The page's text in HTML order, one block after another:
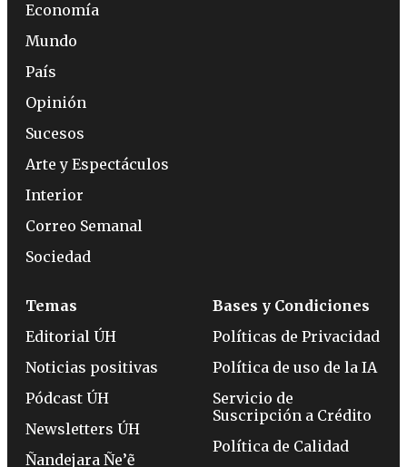
Economía
Mundo
País
Opinión
Sucesos
Arte y Espectáculos
Interior
Correo Semanal
Sociedad
Temas
Editorial ÚH
Noticias positivas
Pódcast ÚH
Newsletters ÚH
Ñandejara Ñe’ẽ
Bases y Condiciones
Políticas de Privacidad
Política de uso de la IA
Servicio de
Suscripción a Crédito
Política de Calidad